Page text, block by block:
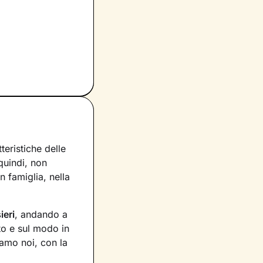
delle
non
famiglia, nella
, andando a
e sul modo in
noi, con la